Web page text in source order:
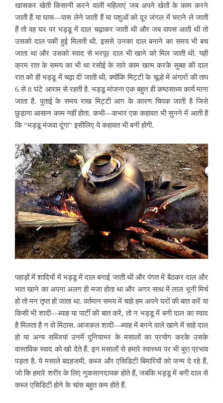
खासकर खेती किसानी करने वाली महिलाएं जब अपने खेतों के काम करने
जाती हैं या घास—पास लेने जाती हैं या पशुओं को दूर जंगल में चराने ले जाती
हैं तो वह घर पर भड्डू में दाल चढ़ाकर जाती थी और जब वापस आती थी तो
उसको दाल पकी हुई मिलती थी. इससे उनका दाल बनाने का समय भी बच
जाता था और उसको स्वाद से भरपूर दाल भी खाने को मिल जाती थी. यही
क्रम रात के समय का भी था रसोई के सारे काम खत्म करके सुबह की दाल
रात को ही भड्डू में चढ़ा दी जाती थी, क्योंकि मिट्टी के चूल्हे में अंगारों की ताप
6 से 8 घंटे आराम से रहती है. भड्डू मांजना एक बहुत ही कष्ठसाध्य कार्य माना
जाता है. पुताई के समय राख मिट्टी आग के कारण चिपक जाती है जिसे
छुड़ाना आसान काम नहीं होता. कभी—कभार एक कहावत भी सुनने में आती है
कि “भड्डू मंजवा दूंगा” इसीलिए ये कहावत भी बनी होगी.
पहाड़ों में शादियों में भड्डू में दाल बनाई जाती थी और पंगत में बैठकर दाल और
भात खाने का अपना अलग ही मजा होता था और अगर साथ में लाल भूनी मिर्च
हो तो मन तृप्त हो जाता था. वर्तमान समय में चाहे हम अपने घरों की बात करें या
किसी भी शादी—ब्याह या पार्टी की बात करें, तो न भड्डू में बनी दाल का स्वाद
है मिलता है न वो मिठास. आजकल शादी—ब्याह में बनने वाले खाने में चाहे दाल
हो या अन्य सब्जियां उनमें दुनियाभर के मसालों का प्रयोग करके उसके
वास्तविक स्वाद को खो देते हैं. इन मसालों से हमारे स्वास्थ्य पर भी बुरा प्रभाव
पड़ता है. ये मसाले बदहजमी, कब्ज और एसिडिटी बिमारियों को जन्म दे रहे हैं,
जो कि हमारे शरीर के लिए नुकसानदायक होते हैं, जबकि भड्डू में बनी दाल से
कब्ज एसिडिटी होने के चांस बहुत कम होते हैं.